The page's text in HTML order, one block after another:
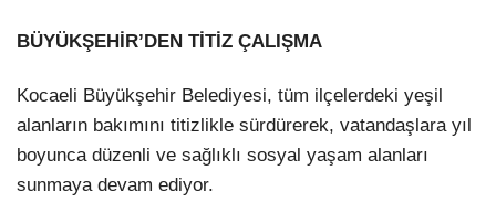
BÜYÜKŞEHİR’DEN TİTİZ ÇALIŞMA
Kocaeli Büyükşehir Belediyesi, tüm ilçelerdeki yeşil
alanların bakımını titizlikle sürdürerek, vatandaşlara yıl
boyunca düzenli ve sağlıklı sosyal yaşam alanları
sunmaya devam ediyor.